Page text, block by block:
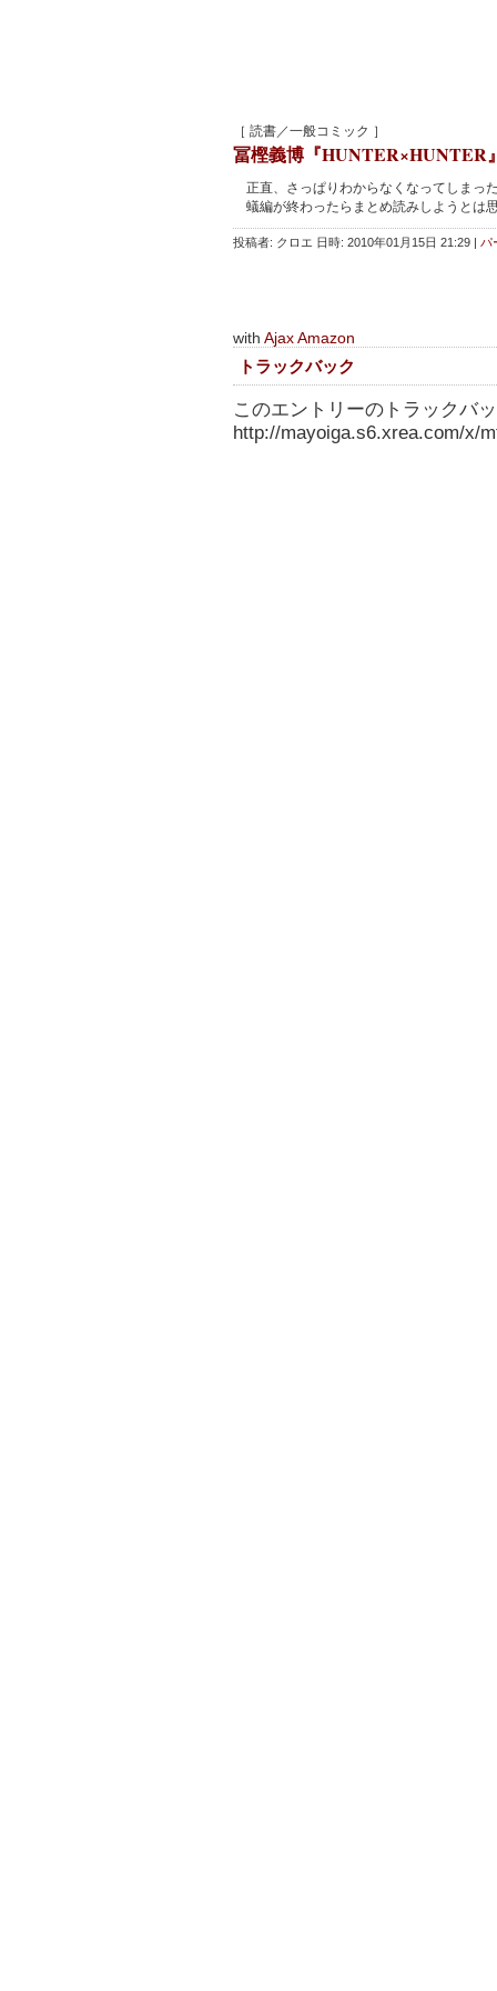
［ 読書／一般コミック ］
冨樫義博『HUNTER×HUNTER
正直、さっぱりわからなくなってしまっ
蟻編が終わったらまとめ読みしようとは
投稿者: クロエ 日時: 2010年01月15日 21:29 | パ
with Ajax Amazon
トラックバック
このエントリーのトラックバ
http://mayoiga.s6.xrea.com/x/